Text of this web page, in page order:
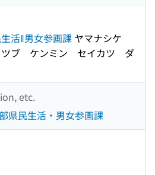
活‖男女参画課 ヤマナシケ
ツブ ケンミン セイカツ ダ
etc.
県民生活・男女参画課